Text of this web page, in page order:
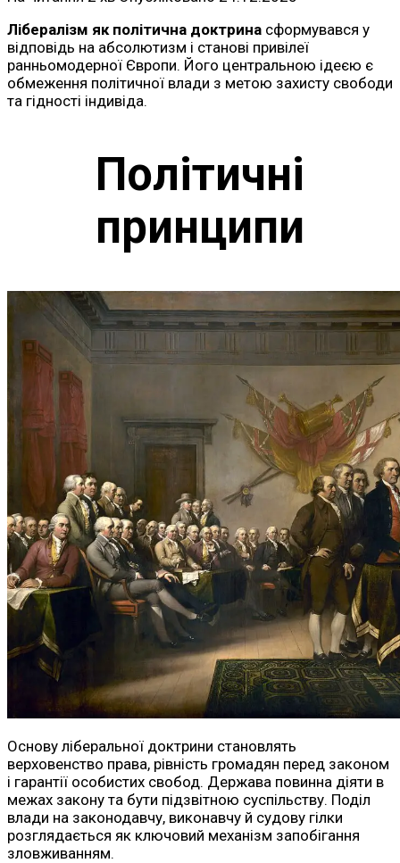
Лібералізм як політична доктрина сформувався у
відповідь на абсолютизм і станові привілеї
ранньомодерної Європи. Його центральною ідеєю є
обмеження політичної влади з метою захисту свободи
та гідності індивіда.
Політичні
принципи
Основу ліберальної доктрини становлять
верховенство права, рівність громадян перед законом
і гарантії особистих свобод. Держава повинна діяти в
межах закону та бути підзвітною суспільству. Поділ
влади на законодавчу, виконавчу й судову гілки
розглядається як ключовий механізм запобігання
зловживанням.